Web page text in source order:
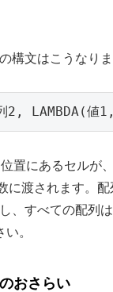
の構文はこうなりま
2, LAMBDA(
置にあるセルが
に渡されます。配
、すべての配列
。
おさらい